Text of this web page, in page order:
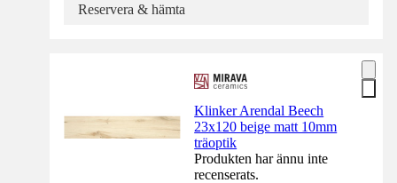
Reservera & hämta
Klinker Arendal Beech
23x120 beige matt 10mm
träoptik
Produkten har ännu inte
recenserats.